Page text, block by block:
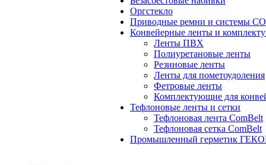
Оргстекло
Приводные ремни и системы
Конвейерные ленты и
Ленты ПВХ
Полиуретановые ленты
Резиновые ленты
Ленты для пометоудоления
Фетровые ленты
Комплектующие для
Тефлоновые ленты и сетки
Тефлоновая лента ComBelt
Тефлоновая сетка ComBelt
Промышленный герметик